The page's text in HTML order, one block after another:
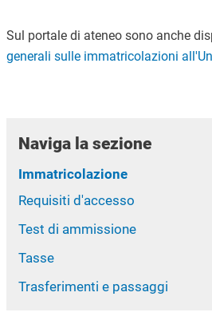
Sul portale di ateneo sono anche
generali sulle immatricolazioni
Naviga la sezione
Immatricolazione
Requisiti d'accesso
Test di ammissione
Tasse
Trasferimenti e passaggi